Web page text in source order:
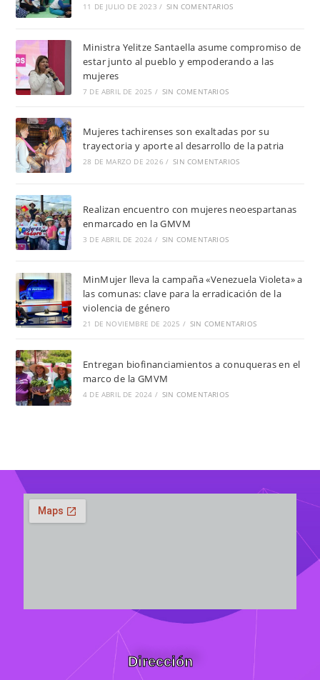
11 DE JULIO DE 2023 / SIN COMENTARIOS
Ministra Yelitze Santaella asume compromiso de
estar junto al pueblo y empoderando a las
mujeres
7 DE ABRIL DE 2025 / SIN COMENTARIOS
Mujeres tachirenses son exaltadas por su
trayectoria y aporte al desarrollo de la patria
28 DE MARZO DE 2026 / SIN COMENTARIOS
Realizan encuentro con mujeres neoespartanas
enmarcado en la GMVM
3 DE ABRIL DE 2024 / SIN COMENTARIOS
MinMujer lleva la campaña «Venezuela Violeta» a
las comunas: clave para la erradicación de la
violencia de género
21 DE NOVIEMBRE DE 2025 / SIN COMENTARIOS
Entregan biofinanciamientos a conuqueras en el
marco de la GMVM
4 DE ABRIL DE 2024 / SIN COMENTARIOS
Dirección